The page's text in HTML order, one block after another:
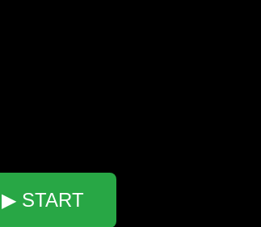
▶ START